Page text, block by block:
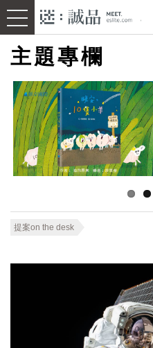
主題專欄
提案on the desk